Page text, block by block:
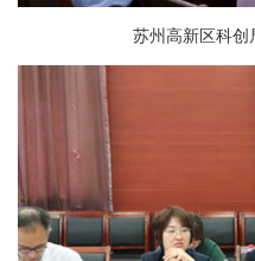
苏州高新区科创